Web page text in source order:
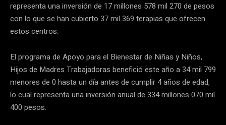
representa una inversión de 17 millones 578 mil 270 de pesos
con lo que se han cubierto 37 mil 369 terapias que ofrecen
estos centros.
El programa de Apoyo para el Bienestar de Niñas y Niños,
Hijos de Madres Trabajadoras benefició este año a 34 mil 799
menores de 0 hasta un día antes de cumplir 4 años de edad,
lo cual representa una inversión anual de 334 millones 070 mil
400 pesos.